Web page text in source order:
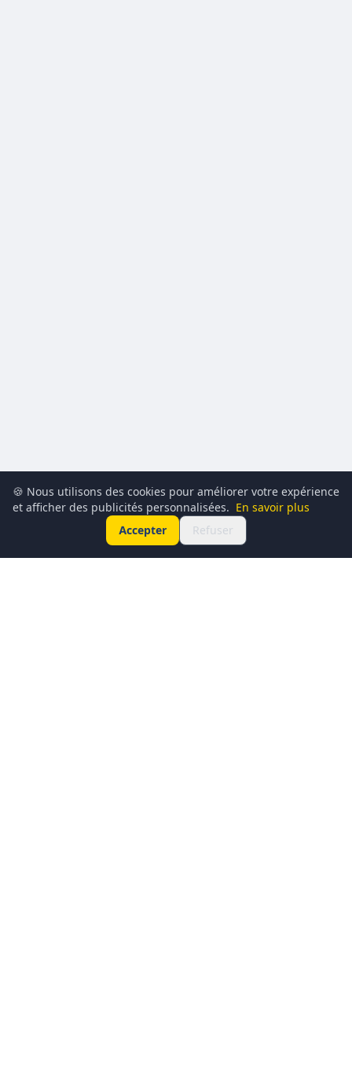
🍪 Nous utilisons des cookies pour améliorer votre expérience
et afficher des publicités personnalisées. En savoir plus
Accepter
Refuser